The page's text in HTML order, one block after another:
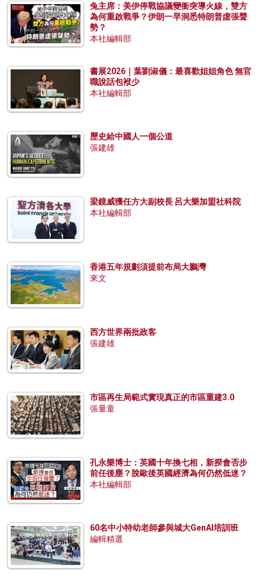
兔主席：美伊停戰協議變衝突導火線，雙方
為何重啟戰爭？伊朗一早洞悉特朗普虛張聲
勢？
本社編輯部
書展2026｜葉劉淑儀：最喜歡姐姐角色 無官
職說話包袱少
本社編輯部
歷史給中國人一個公道
張建雄
梁鏡威獲任方大副校長 呂大樂加盟社科院
本社編輯部
香港五年規劃須提前布局大鵬灣
來文
西方世界兩批政客
張建雄
市區再生局範式實現真正的市區重建3.0
張量童
孔永樂博士：英國十年換七相，新揆會否步
前任後塵？脫歐後英國經濟為何仍然低迷？
本社編輯部
60名中小特幼老師參與城大GenAI培訓班
編輯精選